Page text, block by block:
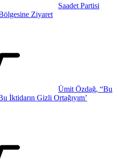
Saadet Partisi
Ziyaret
Ümit Özdağ, “Bu
İktidarın Gizli Ortağıyım’